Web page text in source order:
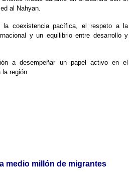
al Nahyan.
la coexistencia pacífica, el respeto a la
y un equilibrio entre desarrollo y
a desempeñar un papel activo en el
la región.
medio millón de migrantes